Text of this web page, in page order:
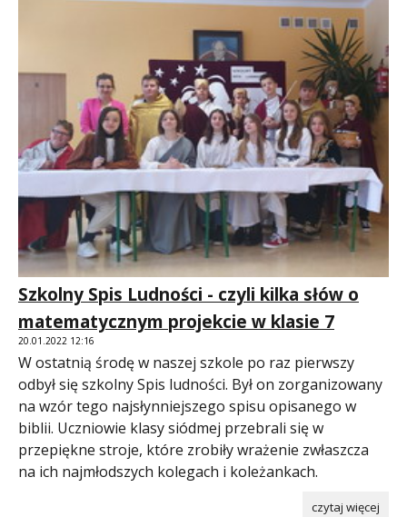
Szkolny Spis Ludności - czyli kilka słów o
matematycznym projekcie w klasie 7
20.01.2022 12:16
W ostatnią środę w naszej szkole po raz pierwszy
odbył się szkolny Spis ludności. Był on zorganizowany
na wzór tego najsłynniejszego spisu opisanego w
biblii. Uczniowie klasy siódmej przebrali się w
przepiękne stroje, które zrobiły wrażenie zwłaszcza
na ich najmłodszych kolegach i koleżankach.
czytaj więcej